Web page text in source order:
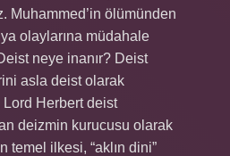
Muhammed’in ölümünden
olaylarına müdahale
neye inanır? Deist
asla deist olarak
Lord Herbert deist
deizmin kurucusu olarak
temel ilkesi, “aklın dini”